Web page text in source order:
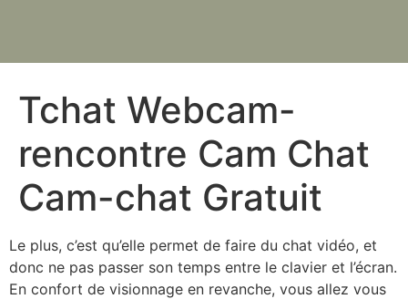
Tchat Webcam-
rencontre Cam Chat
Cam-chat Gratuit
Le plus, c’est qu’elle permet de faire du chat vidéo, et
donc ne pas passer son temps entre le clavier et l’écran.
En confort de visionnage en revanche, vous allez vous